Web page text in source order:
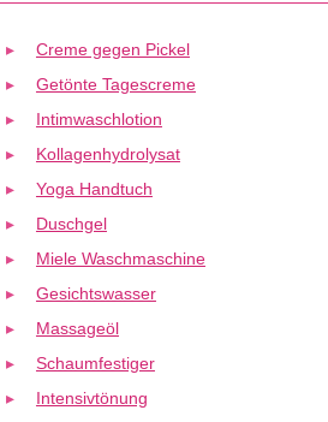
Creme gegen Pickel
Getönte Tagescreme
Intimwaschlotion
Kollagenhydrolysat
Yoga Handtuch
Duschgel
Miele Waschmaschine
Gesichtswasser
Massageöl
Schaumfestiger
Intensivtönung